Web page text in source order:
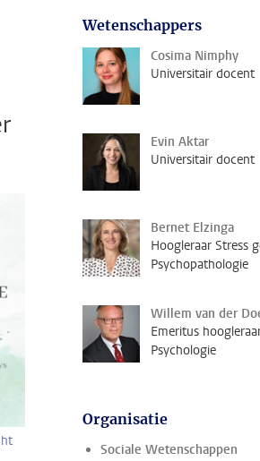
Wetenschappers
Cosima Nimphy
Universitair docent
Evin Aktar
Universitair docent
Bernet Elzinga
Hoogleraar Stress
Psychopathologie
Willem van der
Emeritus
Psychologie
Organisatie
Sociale Wetenschappen